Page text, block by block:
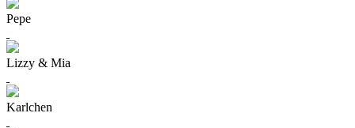
Pepe
Lizzy & Mia
Karlchen